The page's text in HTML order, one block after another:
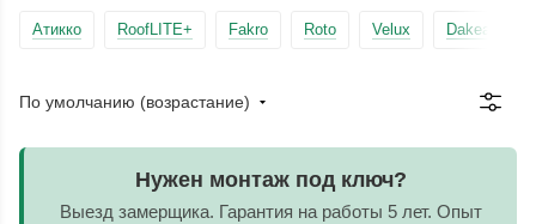
Атикко RoofLITE+ Fakro Roto Velux Dakea
По умолчанию (возрастание)
Нужен монтаж под ключ?
Выезд замерщика. Гарантия на работы 5 лет. Опыт